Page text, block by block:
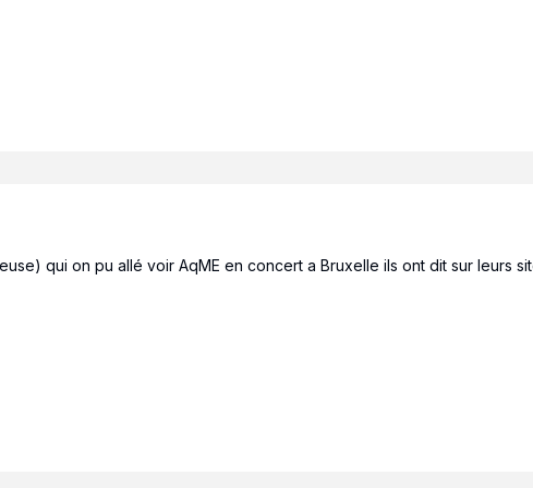
qui on pu allé voir AqME en concert a Bruxelle ils ont dit sur leurs